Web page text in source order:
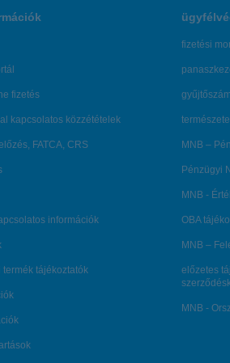
fizetés
kapcsolatos közzétételek
FATCA, CRS
információk
termék tájékoztatók
fizetési
MNB –
Pénzügyi
MNB -
OBA
MNB –
előzetes
MNB -